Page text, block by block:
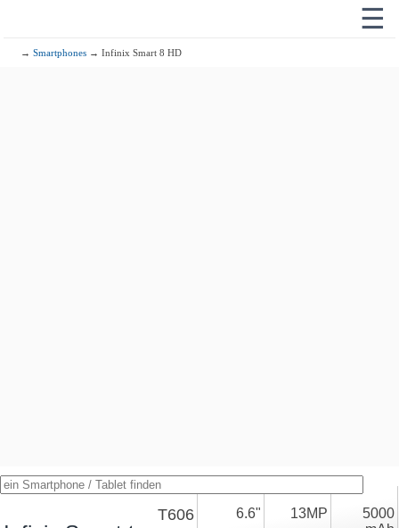
☰
→Smartphones → Infinix Smart 8 HD
T606 6.6" 13MP
5000